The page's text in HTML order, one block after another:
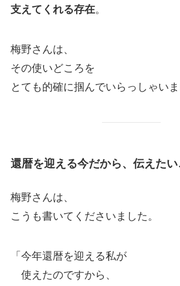
支えてくれる存在。
梅野さんは、
その使いどころを
とても的確に掴んでいらっしゃいま
還暦を迎える今だから、伝えたい
梅野さんは、
こうも書いてくださいました。
「今年還暦を迎える私が
使えたのですから、